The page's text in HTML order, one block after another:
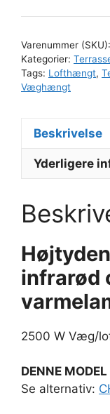
Varenummer (SKU):
Kategorier:
Tags: Lofthængt,
Væghængt
Beskrivelse
Yderligere
infrarød
2500 W Væg/
DENNE
Se alternativ: